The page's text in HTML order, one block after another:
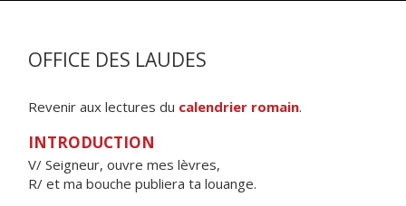
OFFICE DES LAUDES
Revenir aux lectures du calendrier romain.
INTRODUCTION
V/ Seigneur, ouvre mes lèvres,
R/ et ma bouche publiera ta louange.